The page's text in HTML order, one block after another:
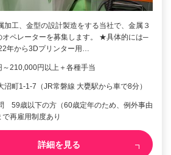
加工、金型の設計製造をする当社で、金属３
オペレーターを募集します。 ★具体的には─
年から3Dプリンター用…
～210,000円以上＋各種手当
沼町1-1-7（JR常磐線 大甕駅から車で8分）
59歳以下の方（60歳定年のため、例外事由
再雇用制度あり
詳細を見る